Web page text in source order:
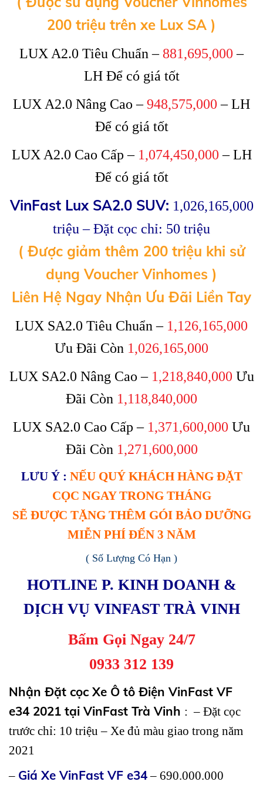
200 triệu trên xe Lux SA )
LUX A2.0 Tiêu Chuẩn –881,695,000 –
LH Để có giá tốt
LUX A2.0 Nâng Cao –948,575,000 – LH
Để có giá tốt
LUX A2.0 Cao Cấp –1,074,450,000 – LH
Để có giá tốt
VinFast Lux SA2.0 SUV: 1,026,165,000
triệu – Đặt cọc chỉ: 50 triệu
( Được giảm thêm 200 triệu khi sử
dụng Voucher Vinhomes )
Liên Hệ Ngay Nhận Ưu Đãi Liền Tay
LUX SA2.0 Tiêu Chuẩn – 1,126,165,000
Ưu Đãi Còn 1,026,165,000
LUX SA2.0 Nâng Cao – 1,218,840,000 Ưu
Đãi Còn 1,118,840,000
LUX SA2.0 Cao Cấp – 1,371,600,000 Ưu
Đãi Còn 1,271,600,000
LƯU Ý : NẾU QUÝ KHÁCH HÀNG ĐẶT
CỌC NGAY TRONG THÁNG
SẼ ĐƯỢC TẶNG THÊM GÓI BẢO DƯỠNG
MIỄN PHÍ ĐẾN 3 NĂM
( Số Lượng Có Hạn )
HOTLINE P. KINH DOANH &
DỊCH VỤ VINFAST TRÀ VINH
Bấm Gọi Ngay 24/7
0933 312 139
Nhận Đặt cọc Xe Ô tô Điện VinFast VF
e34 2021 tại VinFast Trà Vinh : – Đặt cọc
trước chỉ: 10 triệu – Xe đủ màu giao trong năm
2021
– Giá Xe VinFast VF e34– 690.000.000